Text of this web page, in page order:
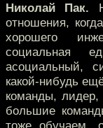
Николай Пак.
отношения,
хорошего
социальная
асоциальный,
какой-нибудь
команды,
большие